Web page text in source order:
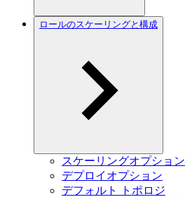
ロールのスケーリングと構成
スケーリングオプション
デプロイオプション
デフォルト トポロジ